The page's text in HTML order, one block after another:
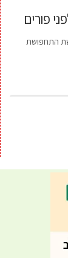
פורים
התחפושת